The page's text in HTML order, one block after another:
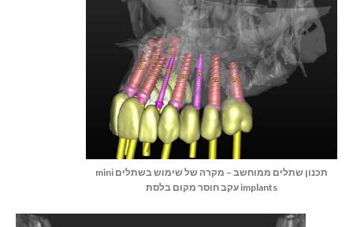
תכנון שתלים ממוחשב – מקרה של שימוש בשתלים mini
implants עקב חוסר מקום בלסת